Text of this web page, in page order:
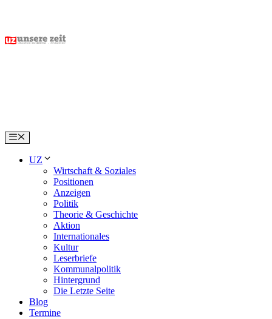
content
Menu
UZ
Wirtschaft & Soziales
Positionen
Anzeigen
Politik
Theorie & Geschichte
Aktion
Internationales
Kultur
Leserbriefe
Kommunalpolitik
Hintergrund
Die Letzte Seite
Blog
Termine